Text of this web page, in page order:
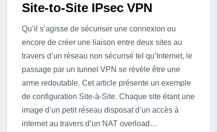
Site-to-Site IPsec VPN
Qu’il s’agisse de sécuriser une connexion ou
encore de créer une liaison entre deux sites au
travers d’un réseau non sécurisé tel qu’Internet, le
passage par un tunnel VPN se révèle être une
arme redoutable. Cet article présente un exemple
de configuration Site-à-Site. Chaque site étant une
image d’un petit réseau disposat d’un accès à
internet au travers d’un NAT overload…